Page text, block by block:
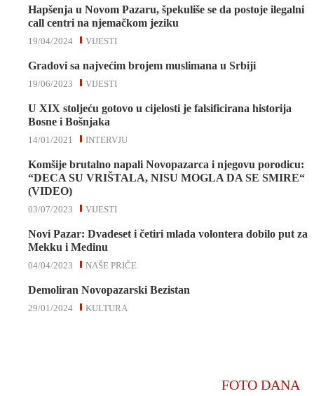
Hapšenja u Novom Pazaru, špekuliše se da postoje ilegalni
call centri na njemačkom jeziku
VIJESTI
19/04/2024
Gradovi sa najvećim brojem muslimana u Srbiji
VIJESTI
19/06/2023
U XIX stoljeću gotovo u cijelosti je falsificirana historija
Bosne i Bošnjaka
INTERVJU
14/01/2021
Komšije brutalno napali Novopazarca i njegovu porodicu:
“DECA SU VRIŠTALA, NISU MOGLA DA SE SMIRE“
(VIDEO)
VIJESTI
03/07/2023
Novi Pazar: Dvadeset i četiri mlada volontera dobilo put za
Mekku i Medinu
NAŠE PRIČE
04/04/2023
Demoliran Novopazarski Bezistan
KULTURA
29/01/2024
FOTO DANA